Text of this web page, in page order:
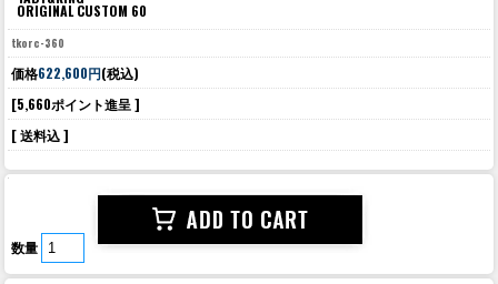
ORIGINAL CUSTOM 60
tkorc-360
価格622,600円(税込)
[5,660ポイント進呈 ]
[ 送料込 ]
数量